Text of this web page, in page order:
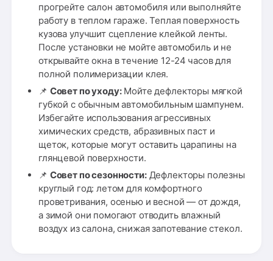
прогрейте салон автомобиля или выполняйте
работу в теплом гараже. Теплая поверхность
кузова улучшит сцепление клейкой ленты.
После установки не мойте автомобиль и не
открывайте окна в течение 12-24 часов для
полной полимеризации клея.
📌 Совет по уходу:Мойте дефлекторы мягкой
губкой с обычным автомобильным шампунем.
Избегайте использования агрессивных
химических средств, абразивных паст и
щеток, которые могут оставить царапины на
глянцевой поверхности.
📌 Совет по сезонности:Дефлекторы полезны
круглый год: летом для комфортного
проветривания, осенью и весной — от дождя,
а зимой они помогают отводить влажный
воздух из салона, снижая запотевание стекол.